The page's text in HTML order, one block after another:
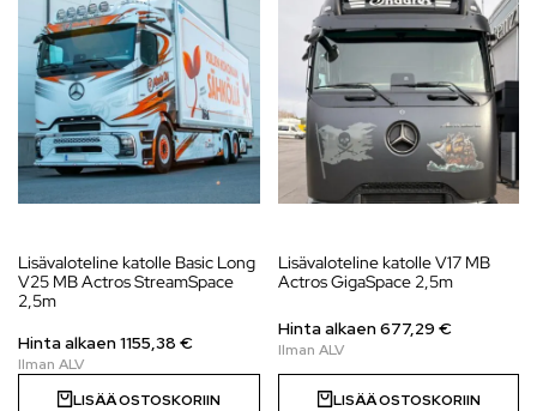
Lisävaloteline katolle Basic Long
V25 MB Actros StreamSpace
2,5m
Hinta alkaen1155,38 €
LISÄÄ OSTOSKORIIN
Lisävaloteline katolle V17 MB
Actros GigaSpace 2,5m
Hinta alkaen677,29 €
LISÄÄ OSTOSKORIIN